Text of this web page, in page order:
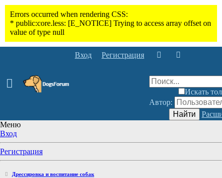
Вход Регистрация
Искать
Автор:
Найти
Меню
Вход
Регистрация
Дрессировка и воспитание собак